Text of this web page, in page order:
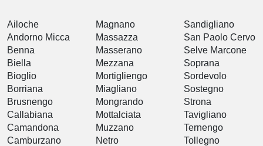
Ailoche
Andorno Micca
Benna
Biella
Bioglio
Borriana
Brusnengo
Callabiana
Camandona
Camburzano
Magnano
Massazza
Masserano
Mezzana
Mortigliengo
Miagliano
Mongrando
Mottalciata
Muzzano
Netro
Sandigliano
San Paolo Cervo
Selve Marcone
Soprana
Sordevolo
Sostegno
Strona
Tavigliano
Ternengo
Tollegno